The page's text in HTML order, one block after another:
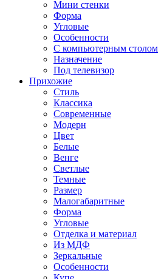
Мини стенки
Форма
Угловые
Особенности
С компьютерным столом
Назначение
Под телевизор
Прихожие
Стиль
Классика
Современные
Модерн
Цвет
Белые
Венге
Светлые
Темные
Размер
Малогабаритные
Форма
Угловые
Отделка и материал
Из МДФ
Зеркальные
Особенности